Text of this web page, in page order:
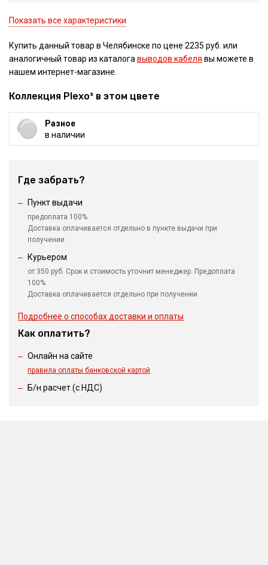
Показать все характеристики
Купить данный товар в Челябинске по цене 2235 руб. или
аналогичный товар из каталогавыводов кабеля вы можете в
нашем интернет-магазине.
Коллекция Plexo³ в этом цвете
Разное
в наличии
Где забрать?
Пункт выдачи
предоплата 100%
Доставка оплачивается отдельно в пункте выдачи при
получении
Курьером
от 350 руб. Срок и стоимость уточнит менеджер. Предоплата
100%
Доставка оплачивается отдельно при получении
Подробнее о способах доставки и оплаты
Как оплатить?
Онлайн на сайте
правила оплаты банковской картой
Б/н расчет (c НДС)